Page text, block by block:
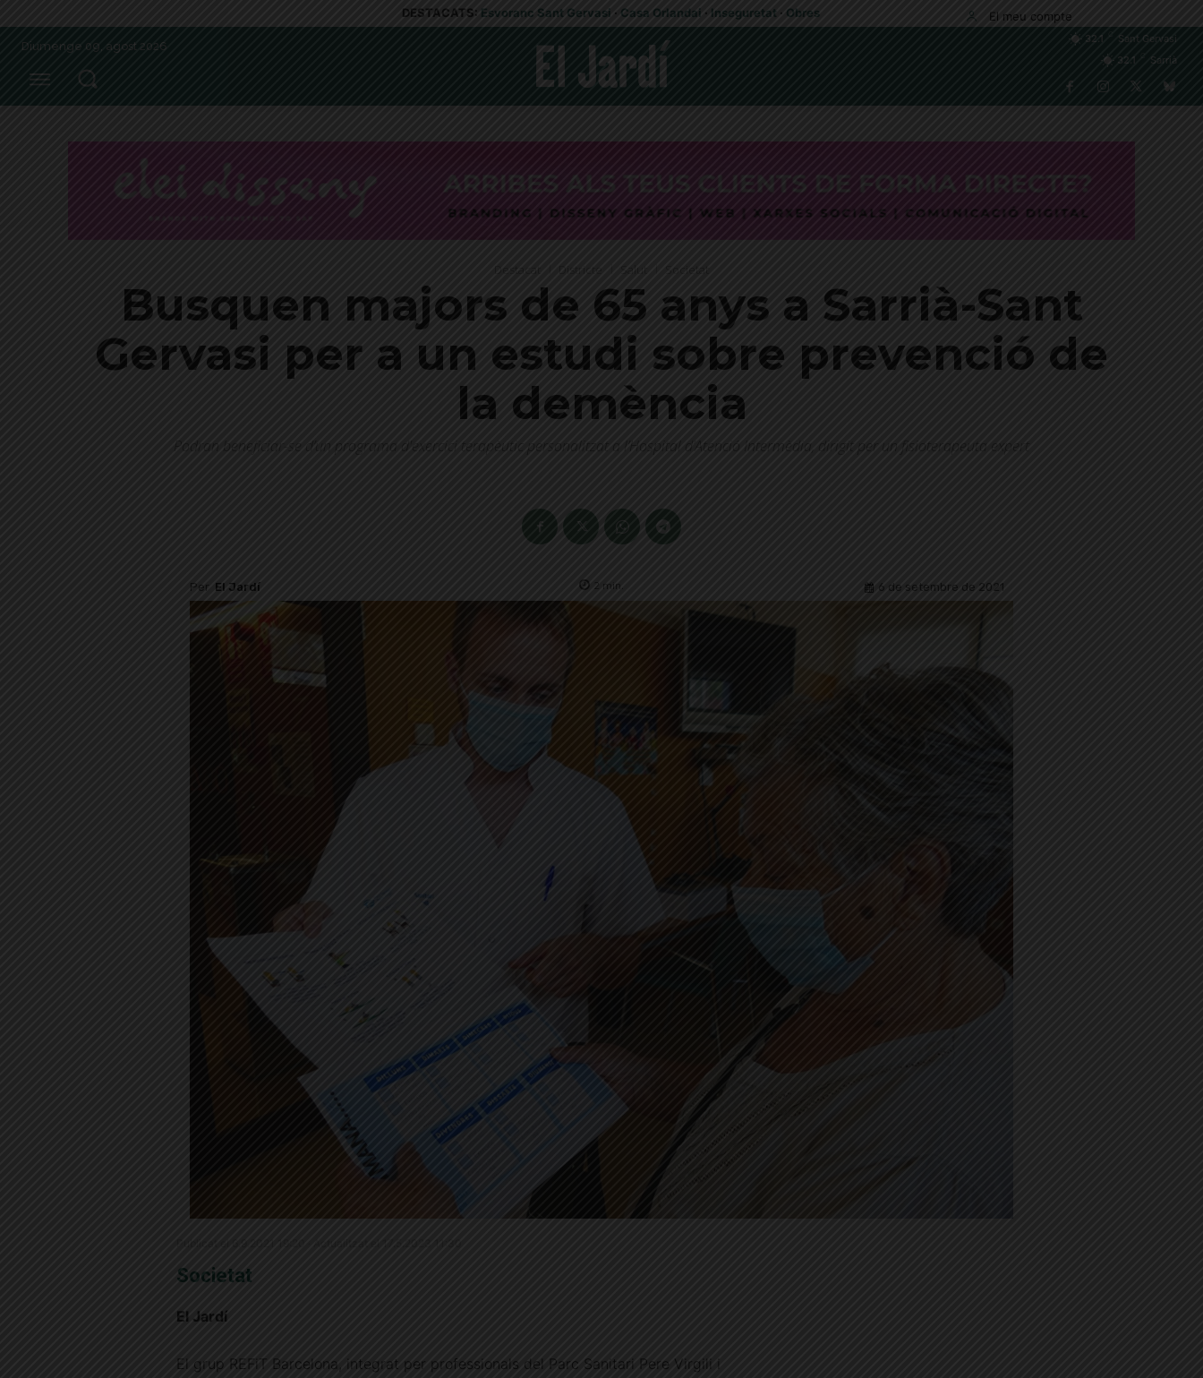
DESTACATS: Esvoranc Sant Gervasi · Casa Orlandai · Inseguretat · Obres El meu compte
Diumenge 09, agost 2026
32.1
Sant Gervasi
32.1
Sarrià
Districte
Busquen majors de 65 anys a Sarrià-Sant
Gervasi per a un estudi sobre prevenció de
la demència
Podran beneficiar-se d’un programa d'exercici terapèutic personalitzat a l’Hospital d’Atenció Intermèdia, dirigit per un fisioterapeuta expert
Per El Jardí 2 min. 6 de setembre de 2021
Societat
El Jardí
El grup REFiT Barcelona, integrat per professionals del Parc Sanitari Pere Virgili i